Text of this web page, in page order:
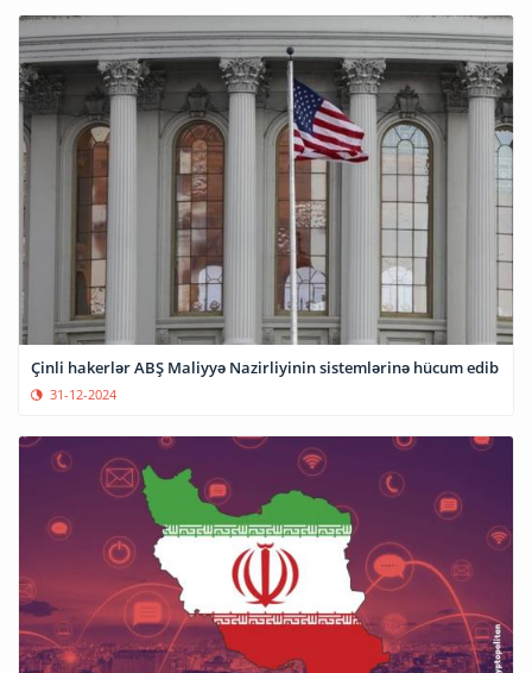
Çinli hakerlər ABŞ Maliyyə Nazirliyinin sistemlərinə hücum edib
31-12-2024